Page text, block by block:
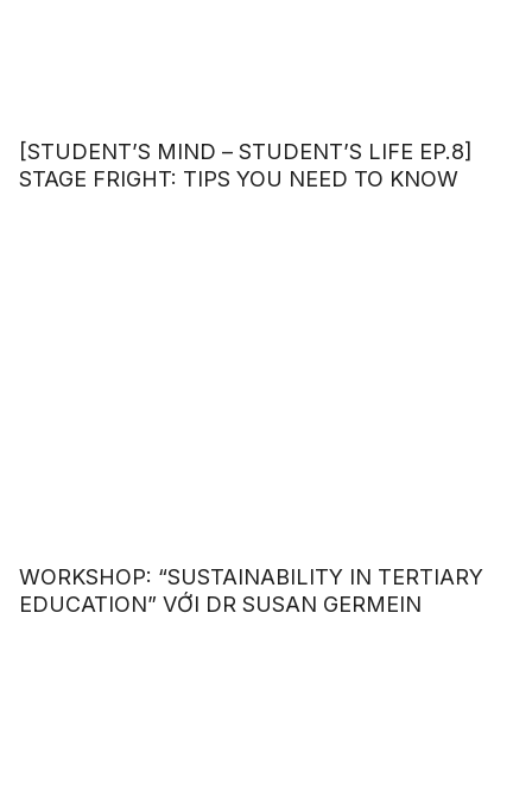
[STUDENT’S MIND – STUDENT’S LIFE EP.8]
STAGE FRIGHT: TIPS YOU NEED TO KNOW
WORKSHOP: “SUSTAINABILITY IN TERTIARY
EDUCATION” VỚI DR SUSAN GERMEIN